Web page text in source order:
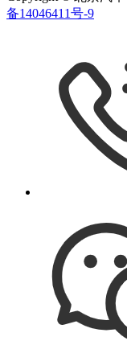
备14046411号-9